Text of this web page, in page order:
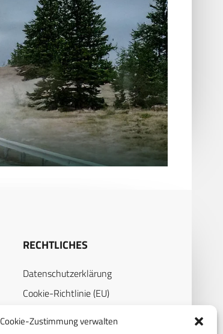
Cookie-Zustimmung verwalten
RECHTLICHES
Datenschutzerklärung
Cookie-Richtlinie (EU)